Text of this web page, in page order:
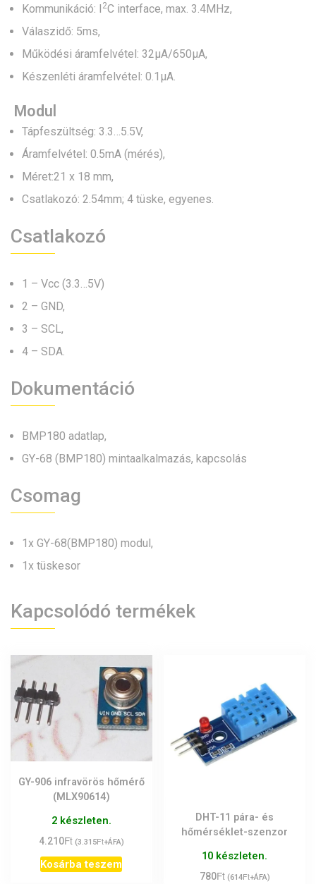
Kommunikáció: I 2C interface, max. 3.4MHz,
Válaszidő: 5ms,
Működési áramfelvétel: 32µA/650µA,
Készenléti áramfelvétel: 0.1µA.
Modul
Tápfeszültség: 3.3…5.5V,
Áramfelvétel: 0.5mA (mérés),
Méret:21 x 18 mm,
Csatlakozó: 2.54mm; 4 tüske, egyenes.
Csatlakozó
1 – Vcc (3.3…5V)
2 – GND,
3 – SCL,
4 – SDA.
Dokumentáció
BMP180 adatlap,
GY-68 (BMP180) mintaalkalmazás, kapcsolás
Csomag
1x GY-68(BMP180) modul,
1x tüskesor
Kapcsolódó termékek
GY-906 infravörös hőmérő
(MLX90614)
2 készleten.
4.210Ft (3.315Ft+ÁFA)
Kosárba teszem
DHT-11 pára- és
hőmérséklet-szenzor
10 készleten.
780Ft (614Ft+ÁFA)